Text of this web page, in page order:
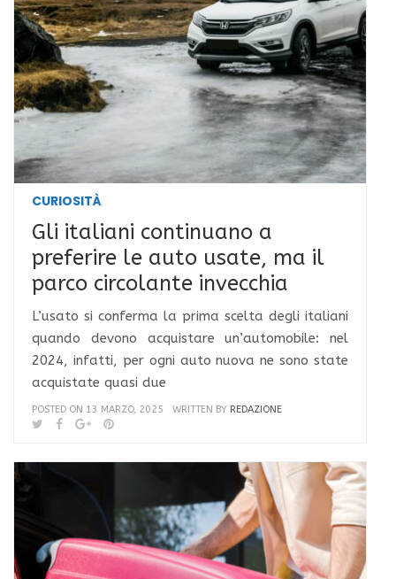
CURIOSITÀ
Gli italiani continuano a
preferire le auto usate, ma il
parco circolante invecchia
L’usato si conferma la prima scelta degli italiani
quando devono acquistare un’automobile: nel
2024, infatti, per ogni auto nuova ne sono state
acquistate quasi due
POSTED ON 13 MARZO, 2025 WRITTEN BY REDAZIONE